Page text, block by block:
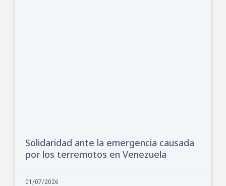
Solidaridad ante la emergencia causada
por los terremotos en Venezuela
01/07/2026